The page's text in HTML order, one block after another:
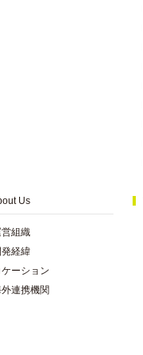
Us
組織
発経緯
ケーション
連携機関